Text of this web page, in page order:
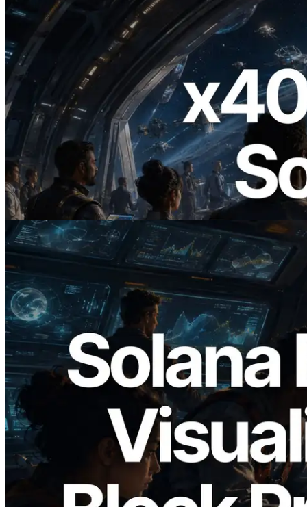
2026.07.04
ERPC Lanceert x402-Enabled Solana
RPC — Het Tijdperk Waarin AI Agents
On Demand Voor API's Betalen
Lees dit artikel
2026.05.24
Validators Solutions lanceert Solana
Block Analyzer — blockproductietijd per
slot en de toegewezen validator
gevisualiseerd